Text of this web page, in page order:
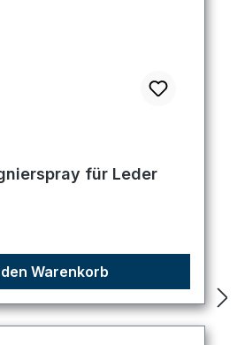
für Leder
Warenkorb